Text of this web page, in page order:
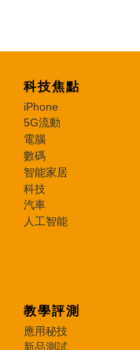
科技焦點
iPhone
5G流動
電腦
數碼
智能家居
科技
汽車
人工智能
教學評測
應用秘技
新品測試